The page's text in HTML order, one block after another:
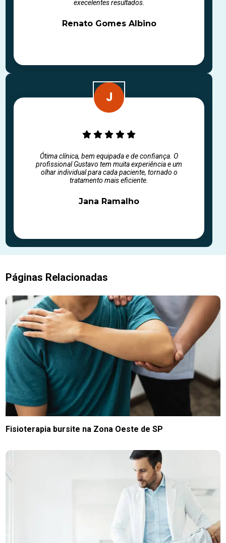
execelentes resultados.
Renato Gomes Albino
Ótima clínica, bem equipada e de confiança. O
profissional Gustavo tem muita experiência e um
olhar individual para cada paciente, tornado o
tratamento mais eficiente.
Jana Ramalho
Páginas Relacionadas
Fisioterapia bursite na Zona Oeste de SP